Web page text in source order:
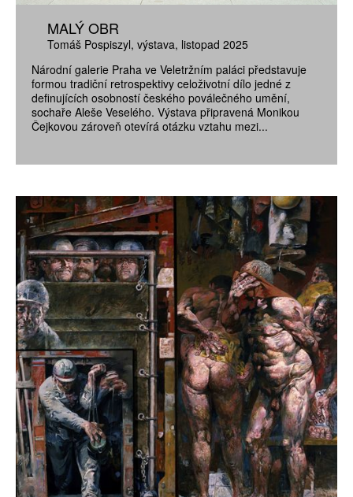
MALÝ OBR
Tomáš Pospiszyl výstava listopad 2025
Národní galerie Praha ve Veletržním paláci představuje
formou tradiční retrospektivy celoživotní dílo jedné z
definujících osobností českého poválečného umění,
sochaře Aleše Veselého. Výstava připravená Monikou
Čejkovou zároveň otevírá otázku vztahu mezi...